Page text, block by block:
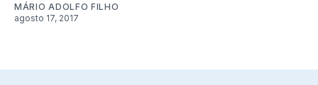
MÁRIO ADOLFO FILHO
agosto 17, 2017